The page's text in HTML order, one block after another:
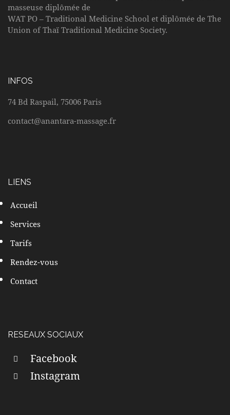
masseuse diplômée de
WAT PO – Traditional Medicine School et diplômée de The
Union of Thaï Traditional Medicine Society.
INFOS
74 Bd Raspail, 75006 Paris
contact@anantara-massage.fr
LIENS
Accueil
Services
Tarifs
Rendez-vous
Contact
RESEAUX SOCIAUX
Facebook
Instagram